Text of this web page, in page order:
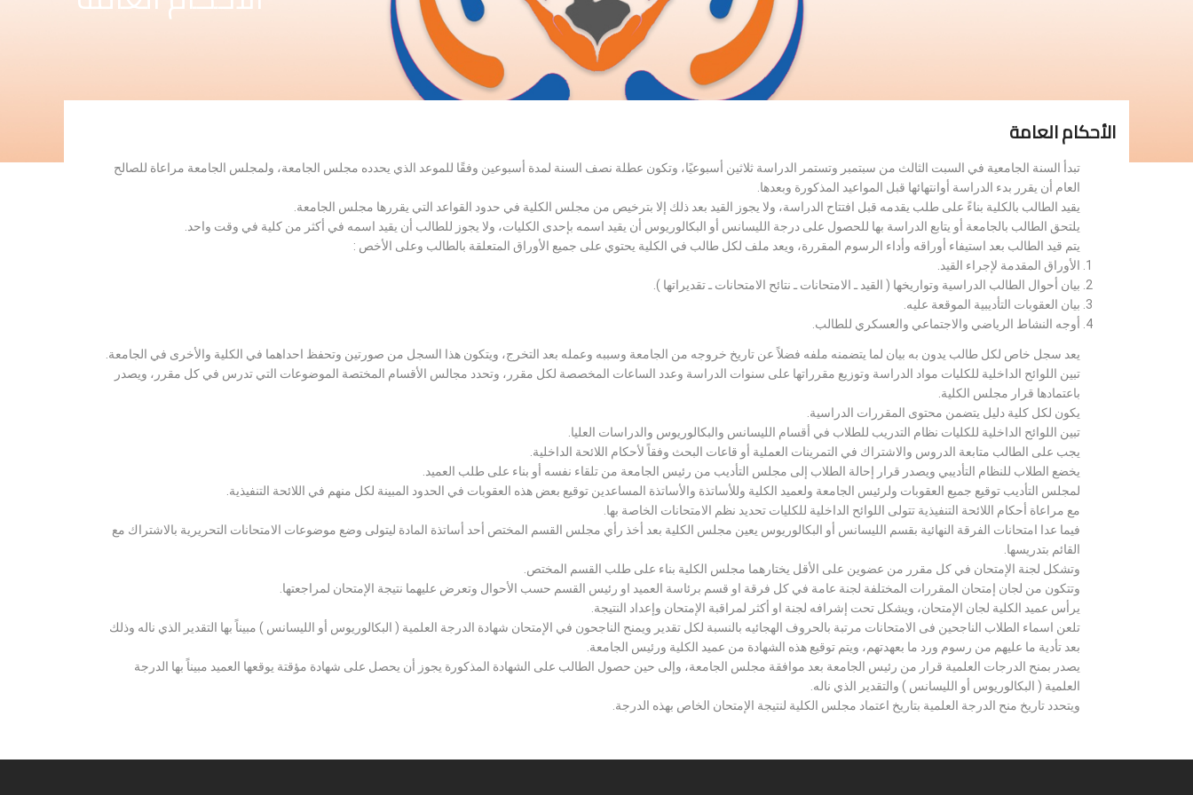
الأحكام العامة
تبدأ السنة الجامعية في السبت الثالث من سبتمبر وتستمر الدراسة ثلاثين أسبوعيًا، وتكون عطلة نصف السنة لمدة أسبوعين وفقًا للموعد الذي يحدده مجلس الجامعة، ولمجلس الجامعة مراعاة للصالح
العام أن يقرر بدء الدراسة أوانتهائها قبل المواعيد المذكورة وبعدها.
يقيد الطالب بالكلية بناءً على طلب يقدمه قبل افتتاح الدراسة، ولا يجوز القيد بعد ذلك إلا بترخيص من مجلس الكلية في حدود القواعد التي يقررها مجلس الجامعة.
يلتحق الطالب بالجامعة أو يتابع الدراسة بها للحصول على درجة الليسانس أو البكالوريوس أن يقيد اسمه بإحدى الكليات، ولا يجوز للطالب أن يقيد اسمه في أكثر من كلية في وقت واحد.
يتم قيد الطالب بعد استيفاء أوراقه وأداء الرسوم المقررة، ويعد ملف لكل طالب في الكلية يحتوي على جميع الأوراق المتعلقة بالطالب وعلى الأخص :
الأوراق المقدمة لإجراء القيد.
بيان أحوال الطالب الدراسية وتواريخها ( القيد ـ الامتحانات ـ نتائح الامتحانات ـ تقديراتها ).
بيان العقوبات التأديبية الموقعة عليه.
أوجه النشاط الرياضي والاجتماعي والعسكري للطالب.
يعد سجل خاص لكل طالب يدون به بيان لما يتضمنه ملفه فضلاً عن تاريخ خروجه من الجامعة وسببه وعمله بعد التخرج، ويتكون هذا السجل من صورتين وتحفظ احداهما في الكلية والأخرى في الجامعة.
تبين اللوائح الداخلية للكليات مواد الدراسة وتوزيع مقرراتها على سنوات الدراسة وعدد الساعات المخصصة لكل مقرر، وتحدد مجالس الأقسام المختصة الموضوعات التي تدرس في كل مقرر، ويصدر
باعتمادها قرار مجلس الكلية.
يكون لكل كلية دليل يتضمن محتوى المقررات الدراسية.
تبين اللوائح الداخلية للكليات نظام التدريب للطلاب في أقسام الليسانس والبكالوريوس والدراسات العليا.
يجب على الطالب متابعة الدروس والاشتراك في التمرينات العملية أو قاعات البحث وفقاً لأحكام اللائحة الداخلية.
يخضع الطلاب للنظام التأديبي ويصدر قرار إحالة الطلاب إلى مجلس التأديب من رئيس الجامعة من تلقاء نفسه أو بناء على طلب العميد.
لمجلس التأديب توقيع جميع العقوبات ولرئيس الجامعة ولعميد الكلية وللأساتذة والأساتذة المساعدين توقيع بعض هذه العقوبات في الحدود المبينة لكل منهم في اللائحة التنفيذية.
مع مراعاة أحكام اللائحة التنفيذية تتولى اللوائح الداخلية للكليات تحديد نظم الامتحانات الخاصة بها.
فيما عدا امتحانات الفرقة النهائية بقسم الليسانس أو البكالوريوس يعين مجلس الكلية بعد أخذ رأي مجلس القسم المختص أحد أساتذة المادة ليتولى وضع موضوعات الامتحانات التحريرية بالاشتراك مع
القائم بتدريسها.
وتشكل لجنة الإمتحان في كل مقرر من عضوين على الأقل يختارهما مجلس الكلية بناء على طلب القسم المختص.
وتتكون من لجان إمتحان المقررات المختلفة لجنة عامة في كل فرقة او قسم برئاسة العميد او رئيس القسم حسب الأحوال وتعرض عليهما نتيجة الإمتحان لمراجعتها.
يرأس عميد الكلية لجان الإمتحان، ويشكل تحت إشرافه لجنة او أكثر لمراقبة الإمتحان وإعداد النتيجة.
تلعن اسماء الطلاب الناجحين فى الامتحانات مرتبة بالحروف الهجائيه بالنسبة لكل تقدير ويمنح الناجحون في الإمتحان شهادة الدرجة العلمية ( البكالوريوس أو الليسانس ) مبيناً بها التقدير الذي ناله وذلك
بعد تأدية ما عليهم من رسوم ورد ما بعهدتهم، ويتم توقيع هذه الشهادة من عميد الكلية ورئيس الجامعة.
يصدر بمنح الدرجات العلمية قرار من رئيس الجامعة بعد موافقة مجلس الجامعة، وإلى حين حصول الطالب على الشهادة المذكورة يجوز أن يحصل على شهادة مؤقتة يوقعها العميد مبيناً بها الدرجة
العلمية ( البكالوريوس أو الليسانس ) والتقدير الذي ناله.
ويتحدد تاريخ منح الدرجة العلمية بتاريخ اعتماد مجلس الكلية لنتيجة الإمتحان الخاص بهذه الدرجة.